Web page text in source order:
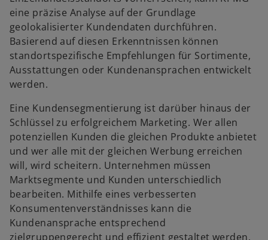
eine präzise Analyse auf der Grundlage
geolokalisierter Kundendaten durchführen.
Basierend auf diesen Erkenntnissen können
standortspezifische Empfehlungen für Sortimente,
Ausstattungen oder Kundenansprachen entwickelt
werden.
Eine Kundensegmentierung ist darüber hinaus der
Schlüssel zu erfolgreichem Marketing. Wer allen
potenziellen Kunden die gleichen Produkte anbietet
und wer alle mit der gleichen Werbung erreichen
will, wird scheitern. Unternehmen müssen
Marktsegmente und Kunden unterschiedlich
bearbeiten. Mithilfe eines verbesserten
Konsumentenverständnisses kann die
Kundenansprache entsprechend
zielgruppengerecht und effizient gestaltet werden,